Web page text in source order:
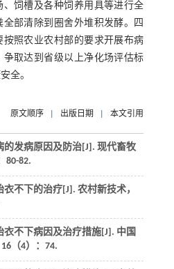
饲槽及各种饲养用具等进行全
部清除到圈舍外堆积发酵。四
照农业农村部的要求开展布病
取达到省级以上净化场评估标
全。
原文顺序 出版日期 本文引用
的发病原因及防治[J]. 现代畜牧
80-82.
衣不下的治疗[J]. 农村新技术，
衣不下病因及治疗措施[J]. 中国
16（4）：74.